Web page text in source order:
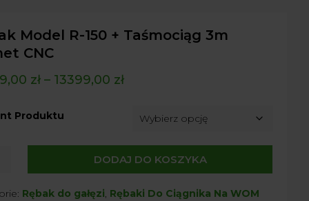
Model R-150 + Taśmociąg 3m
CNC
zł – 13399,00 zł
Produktu
DODAJ DO KOSZYKA
Rębak do gałęzi, Rębaki Do Ciągnika Na WOM